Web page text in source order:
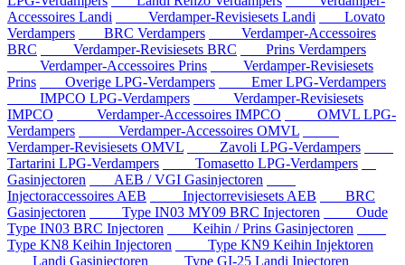
Accessoires Landi
Verdamper-Revisiesets Landi
Lovato
Verdampers
BRC Verdampers
Verdamper-Accessoires
BRC
Verdamper-Revisiesets BRC
Prins Verdampers
Verdamper-Accessoires Prins
Verdamper-Revisiesets
Prins
Overige LPG-Verdampers
Emer LPG-Verdampers
IMPCO LPG-Verdampers
Verdamper-Revisiesets
IMPCO
Verdamper-Accessoires IMPCO
OMVL LPG-
Verdampers
Verdamper-Accessoires OMVL
Verdamper-Revisiesets OMVL
Zavoli LPG-Verdampers
Tartarini LPG-Verdampers
Tomasetto LPG-Verdampers
Gasinjectoren
AEB / VGI Gasinjectoren
Injectoraccessoires AEB
Injectorrevisiesets AEB
BRC
Gasinjectoren
Type IN03 MY09 BRC Injectoren
Oude
Type IN03 BRC Injectoren
Keihin / Prins Gasinjectoren
Type KN8 Keihin Injectoren
Type KN9 Keihin Injektoren
Landi Gasinjectoren
Type GI-25 Landi Injectoren